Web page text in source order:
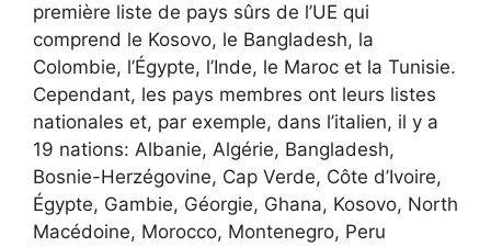
première liste de pays sûrs de l’UE qui
comprend le Kosovo, le Bangladesh, la
Colombie, l’Égypte, l’Inde, le Maroc et la Tunisie.
Cependant, les pays membres ont leurs listes
nationales et, par exemple, dans l’italien, il y a
19 nations: Albanie, Algérie, Bangladesh,
Bosnie-Herzégovine, Cap Verde, Côte d’Ivoire,
Égypte, Gambie, Géorgie, Ghana, Kosovo, North
Macédoine, Morocco, Montenegro, Peru